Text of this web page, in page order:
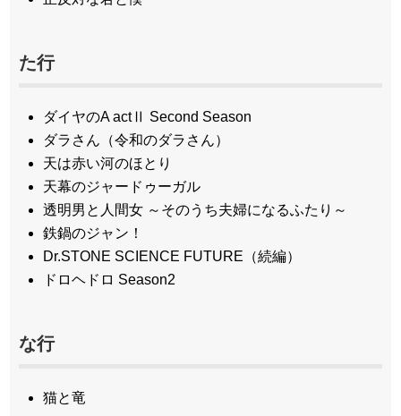
た行
ダイヤのA actⅡ Second Season
ダラさん（令和のダラさん）
天は赤い河のほとり
天幕のジャードゥーガル
透明男と人間女 ～そのうち夫婦になるふたり～
鉄鍋のジャン！
Dr.STONE SCIENCE FUTURE（続編）
ドロヘドロ Season2
な行
猫と竜